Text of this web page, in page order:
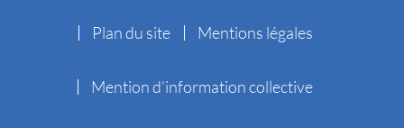
Plan du site Mentions légales
Mention d’information collective